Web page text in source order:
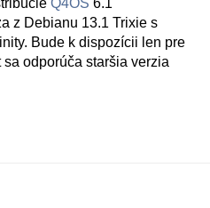
Q4OS 6.1
z Debianu 13.1 Trixie s
Bude k dispozícii len pre
odporúča staršia verzia